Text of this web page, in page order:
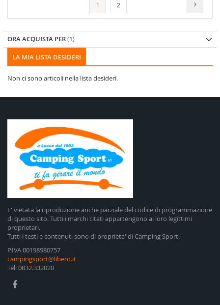
Attualmente stai leggendo la pagina
1 Pagina
2
ORA ACQUISTA PER
LA MIA LISTA DESIDERI
Non ci sono articoli nella lista desideri.
E' vietata la riproduzione anche parziale del codice di programmazione
di questo sito. Tutti i marchi citati appartengono ai loro legittimi
proprietari.
Tutti i testi e contenuti sono di proprieta' di Camping Sport.
P.IVA 00198980757
campingsport@libero.it
Tel: 0832.332020